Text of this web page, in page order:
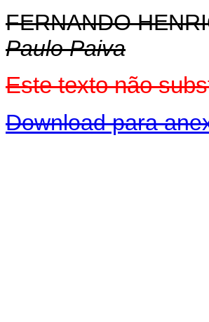
FERNANDO
Paulo Paiva
Este texto não
Download para